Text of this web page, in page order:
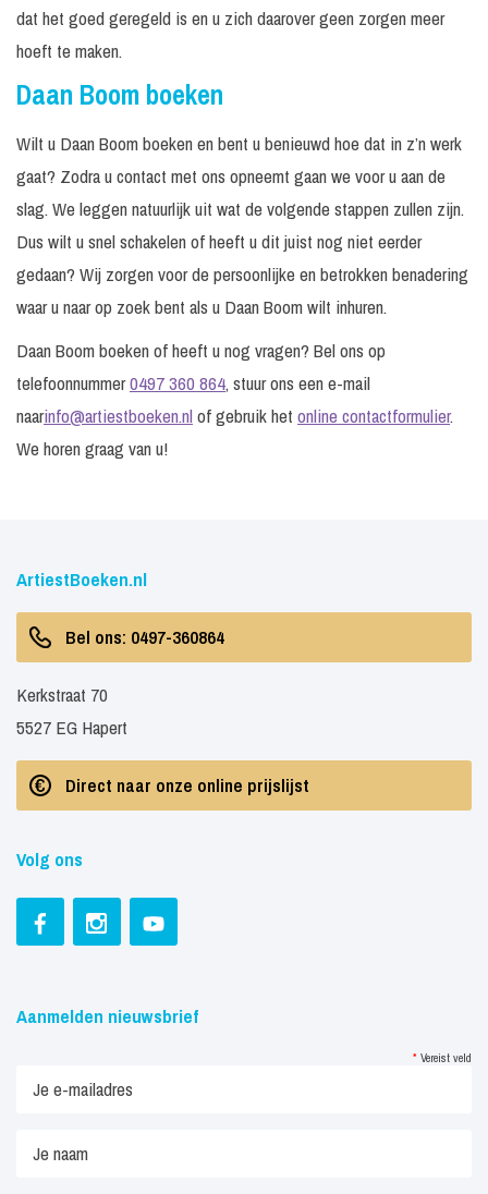
dat het goed geregeld is en u zich daarover geen zorgen meer
hoeft te maken.
Daan Boom boeken
Wilt u Daan Boom boeken en bent u benieuwd hoe dat in z’n werk
gaat? Zodra u contact met ons opneemt gaan we voor u aan de
slag. We leggen natuurlijk uit wat de volgende stappen zullen zijn.
Dus wilt u snel schakelen of heeft u dit juist nog niet eerder
gedaan? Wij zorgen voor de persoonlijke en betrokken benadering
waar u naar op zoek bent als u Daan Boom wilt inhuren.
Daan Boom boeken of heeft u nog vragen? Bel ons op
telefoonnummer0497 360 864, stuur ons een e-mail
naarinfo@artiestboeken.nlof gebruik het online contactformulier.
We horen graag van u!
ArtiestBoeken.nl
Bel ons: 0497-360864
Kerkstraat 70
5527 EG Hapert
Direct naar onze online prijslijst
Volg ons
Aanmelden nieuwsbrief
* Vereist veld